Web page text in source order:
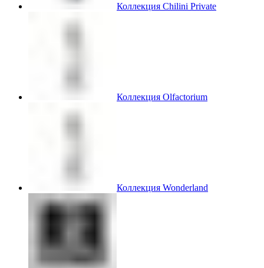
Коллекция Chilini Private
Коллекция Olfactorium
Коллекция Wonderland